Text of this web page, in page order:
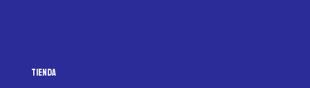
Tienda